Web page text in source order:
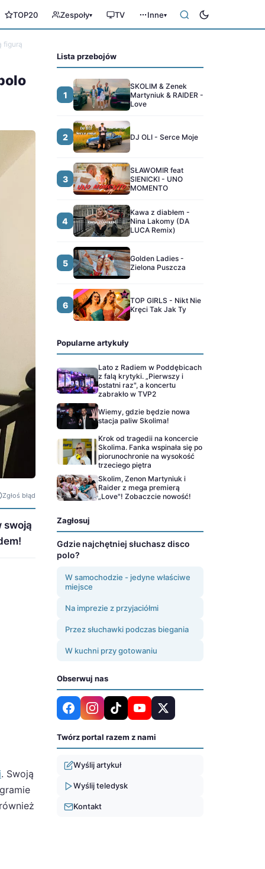
TOP20 Zespoły▾ TV Inne▾
figurą
Zgłoś błąd
swoją
. Swoją
Lista przebojów
1
SKOLIM & Zenek
Martyniuk & RAIDER -
Love
2 DJ OLI - Serce Moje
3
SŁAWOMIR feat
SIENICKI - UNO
MOMENTO
4
Kawa z diabłem -
Nina Lakomy (DA
LUCA Remix)
5
Golden Ladies -
Zielona Puszcza
6
TOP GIRLS - Nikt Nie
Kręci Tak Jak Ty
Popularne artykuły
Lato z Radiem w Poddębicach
z falą krytyki. „Pierwszy i
ostatni raz", a koncertu
zabrakło w TVP2
Wiemy, gdzie będzie nowa
stacja paliw Skolima!
Krok od tragedii na koncercie
Skolima. Fanka wspinała się po
piorunochronie na wysokość
trzeciego piętra
Skolim, Zenon Martyniuk i
Raider z mega premierą
„Love"! Zobaczcie nowość!
Zagłosuj
Gdzie najchętniej słuchasz disco
polo?
W samochodzie - jedyne właściwe
miejsce
Na imprezie z przyjaciółmi
Przez słuchawki podczas biegania
W kuchni przy gotowaniu
Obserwuj nas
Twórz portal razem z nami
Wyślij artykuł
Wyślij teledysk
Kontakt